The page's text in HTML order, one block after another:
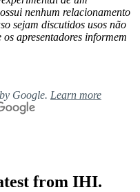
nenhum relacionamento
sejam discutidos usos não
apresentadores informem
Google. Learn more
from IHI.